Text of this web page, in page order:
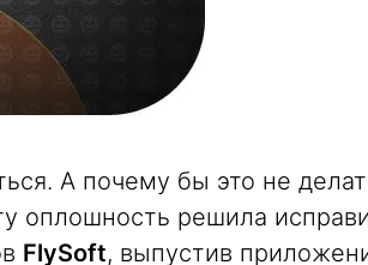
А почему бы это не
оплошность решила
FlySoft, выпустив